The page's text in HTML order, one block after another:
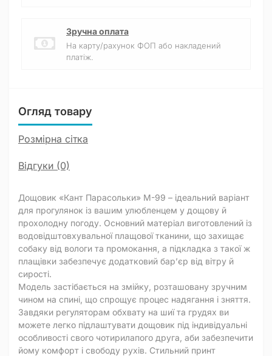
Зручна оплата
На карту/рахунок ФОП або накладений
платіж.
Огляд товару
Розмірна сітка
Відгуки (0)
Дощовик «Кант Парасольки» M-99 – ідеальний варіант
для прогулянок із вашим улюбленцем у дощову й
прохолодну погоду. Основний матеріал виготовлений із
водовідштовхувальної плащової тканини, що захищає
собаку від вологи та промокання, а підкладка з такої ж
плащівки забезпечує додатковий бар’єр від вітру й
сирості.
Модель застібається на змійку, розташовану зручним
чином на спині, що спрощує процес надягання і зняття.
Завдяки регуляторам обхвату на шиї та грудях ви
можете легко підлаштувати дощовик під індивідуальні
особливості свого чотирилапого друга, аби забезпечити
йому комфорт і свободу рухів. Стильний принт